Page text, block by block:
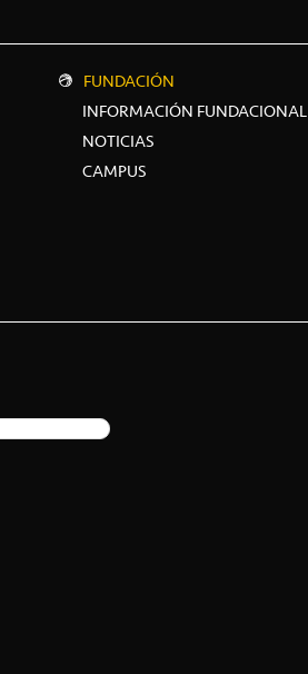
FUNDACIÓN
INFORMACIÓN FUNDACIONAL
NOTICIAS
CAMPUS